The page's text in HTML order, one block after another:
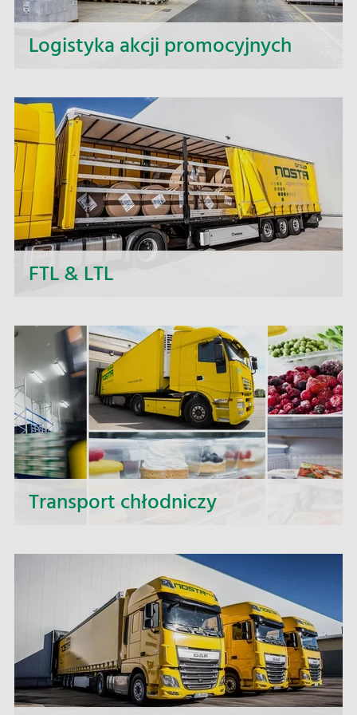
Logistyka akcji promocyjnych
szczególnie ważne jest, aby towary promocyjne
były dostępne w odpowiednich oddziałach na
czas.
FTL & LTL
eksporcie, jako Grupa NOSTA - oferujemy
krótkoterminowe oferty cenowe, osobiste
wsparcie i elastyczne realizacje zamówień.
Transport chłodniczy
a zarazem najbardziej kluczowy element w
handlu międzynarodowym, bez niego wymiana
towarów wrażliwych na warunki
przechowywania, byłaby niemożliwa.